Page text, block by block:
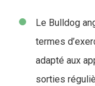
Le Bulldog
termes
adapté aux
sorties